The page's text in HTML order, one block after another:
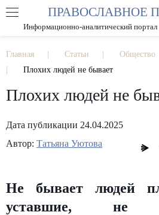
РАЗМЕР
ПРАВОСЛАВНОЕ
Информационно-аналитический
Главная Статьи
Общество
Плохих людей не бывает
Плохих людей не
Дата публикации 24.04.2025
Автор: Татьяна Уютова
Не бывает людей
уставшие, не